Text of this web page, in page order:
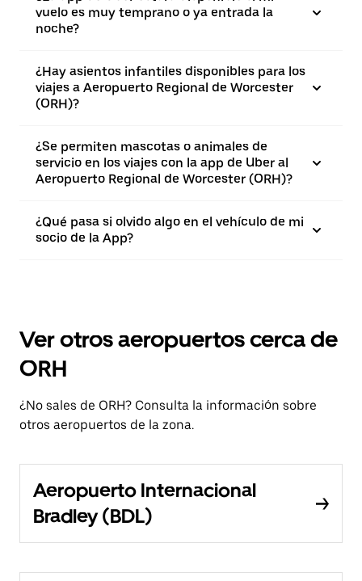
vuelo es muy temprano o ya entrada la
noche?
¿Hay asientos infantiles disponibles para los
viajes a Aeropuerto Regional de Worcester
(ORH)?
¿Se permiten mascotas o animales de
servicio en los viajes con la app de Uber al
Aeropuerto Regional de Worcester (ORH)?
¿Qué pasa si olvido algo en el vehículo de mi
socio de la App?
Ver otros aeropuertos cerca de
ORH
¿No sales de ORH? Consulta la información sobre
otros aeropuertos de la zona.
Aeropuerto Internacional
Bradley (BDL)